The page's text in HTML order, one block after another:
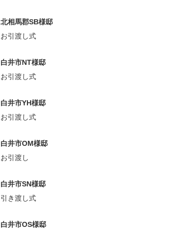
北相馬郡SB様邸
お引渡し式
白井市NT様邸
お引渡し式
白井市YH様邸
お引渡し式
白井市OM様邸
お引渡し
白井市SN様邸
引き渡し式
白井市OS様邸